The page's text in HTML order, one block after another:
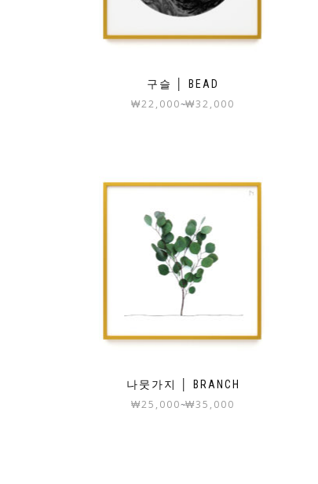
구슬 │ BEAD
₩22,000~₩32,000
나뭇가지 │ BRANCH
₩25,000~₩35,000